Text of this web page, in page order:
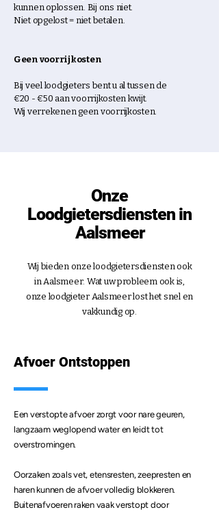
kunnen oplossen. Bij ons niet.
Niet opgelost = niet betalen.
Geen voorrijkosten
Bij veel loodgieters bent u al tussen de
€20 - €50 aan voorrijkosten kwijt.
Wij verrekenen geen voorrijkosten.
Onze
Loodgietersdiensten in
Aalsmeer
Wij bieden onze loodgietersdiensten ook
inAalsmeer. Wat uw probleem ook is,
onze loodgieter Aalsmeerlost het snel en
vakkundig op.
Afvoer Ontstoppen
Een verstopte afvoer zorgt voor nare geuren,
langzaam weglopend water en leidt tot
overstromingen.
Oorzaken zoals vet, etensresten, zeepresten en
haren kunnen de afvoer volledig blokkeren.
Buitenafvoeren raken vaak verstopt door